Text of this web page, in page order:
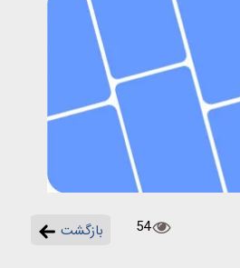
بازگشت 54